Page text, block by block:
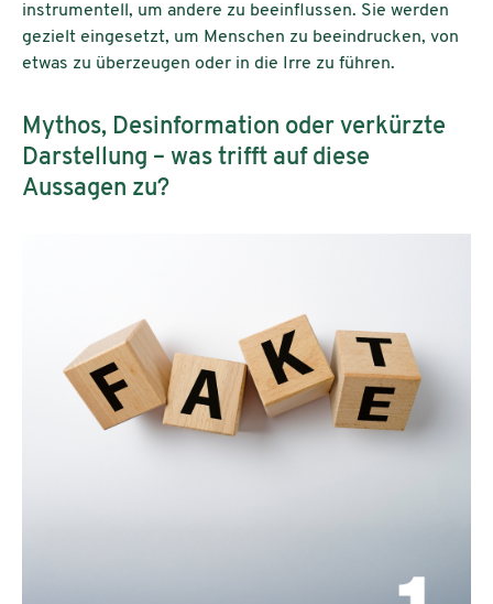
instrumentell, um andere zu beeinflussen. Sie werden
gezielt eingesetzt, um Menschen zu beeindrucken, von
etwas zu überzeugen oder in die Irre zu führen.
Mythos, Desinformation oder verkürzte
Darstellung – was trifft auf diese
Aussagen zu?